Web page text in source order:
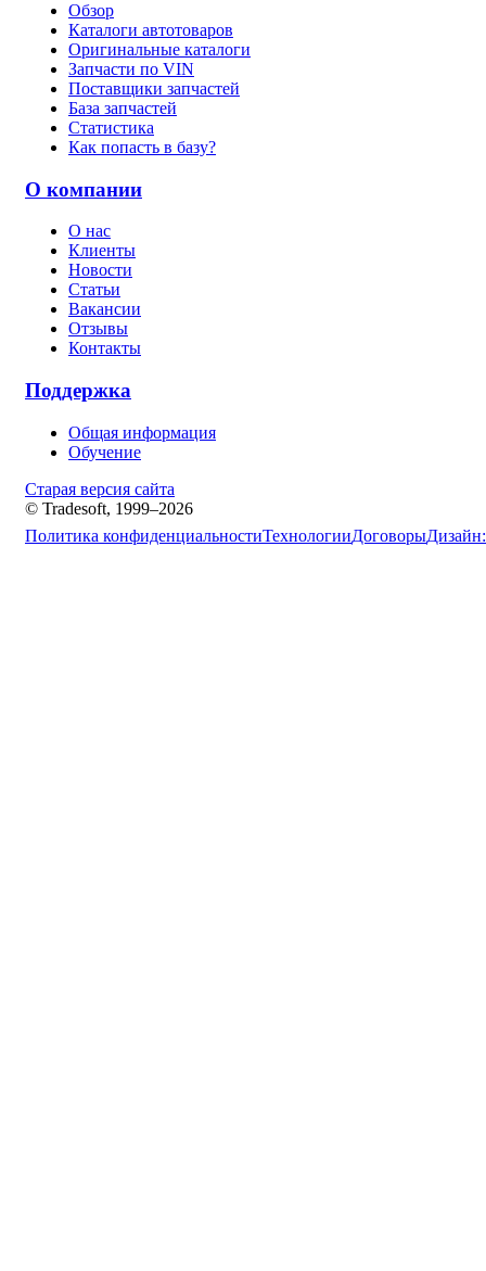
Обзор
Каталоги автотоваров
Оригинальные каталоги
Запчасти по VIN
Поставщики запчастей
База запчастей
Статистика
Как попасть в базу?
О компании
О нас
Клиенты
Новости
Статьи
Вакансии
Отзывы
Контакты
Поддержка
Общая информация
Обучение
Старая версия сайта
© Tradesoft, 1999–2026
Политика конфиденциальностиТехнологииДоговорыДизайн: